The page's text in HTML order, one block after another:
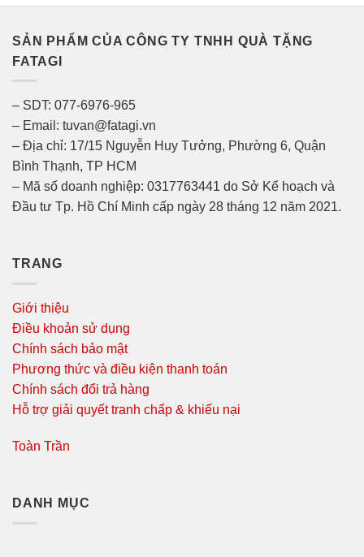
SẢN PHẨM CỦA CÔNG TY TNHH QUÀ TẶNG
FATAGI
– SDT: 077-6976-965
– Email: tuvan@fatagi.vn
– Địa chỉ: 17/15 Nguyễn Huy Tưởng, Phường 6, Quận
Bình Thạnh, TP HCM
– Mã số doanh nghiệp: 0317763441 do Sở Kế hoạch và
Đầu tư Tp. Hồ Chí Minh cấp ngày 28 tháng 12 năm 2021.
TRANG
Giới thiệu
Điều khoản sử dụng
Chính sách bảo mật
Phương thức và điều kiện thanh toán
Chính sách đổi trả hàng
Hỗ trợ giải quyết tranh chấp & khiếu nại
Toàn Trần
DANH MỤC